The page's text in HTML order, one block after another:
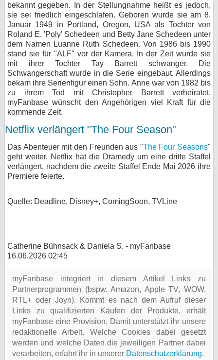
bekannt gegeben. In der Stellungnahme heißt es jedoch,
sie sei friedlich eingeschlafen. Geboren wurde sie am 8.
Januar 1949 in Portland, Oregon, USA als Tochter von
Roland E. 'Poly' Schedeen und Betty Jane Schedeen unter
dem Namen Luanne Ruth Schedeen. Von 1986 bis 1990
stand sie für "ALF" vor der Kamera. In der Zeit wurde sie
mit ihrer Tochter Tay Barrett schwanger. Die
Schwangerschaft wurde in die Serie eingebaut. Allerdings
bekam ihre Serienfigur einen Sohn. Anne war von 1982 bis
zu ihrem Tod mit Christopher Barrett verheiratet.
myFanbase wünscht den Angehörigen viel Kraft für die
kommende Zeit.
Netflix verlängert "The Four Season"
Das Abenteuer mit den Freunden aus "The Four Seasons"
geht weiter. Netflix hat die Dramedy um eine dritte Staffel
verlängert, nachdem die zweite Staffel Ende Mai 2026 ihre
Premiere feierte.
Quelle: Deadline, Disney+, ComingSoon, TVLine
Catherine Bühnsack & Daniela S. - myFanbase
16.06.2026 02:45
myFanbase integriert in diesem Artikel Links zu
Partnerprogrammen (bspw. Amazon, Apple TV, WOW,
RTL+ oder Joyn). Kommt es nach dem Aufruf dieser
Links zu qualifizierten Käufen der Produkte, erhält
myFanbase eine Provision. Damit unterstützt ihr unsere
redaktionelle Arbeit. Welche Cookies dabei gesetzt
werden und welche Daten die jeweiligen Partner dabei
verarbeiten, erfahrt ihr in unserer Datenschutzerklärung.